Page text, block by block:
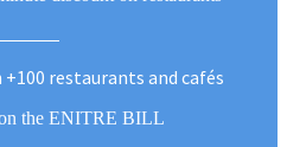
restaurants and cafés
the ENITRE BILL